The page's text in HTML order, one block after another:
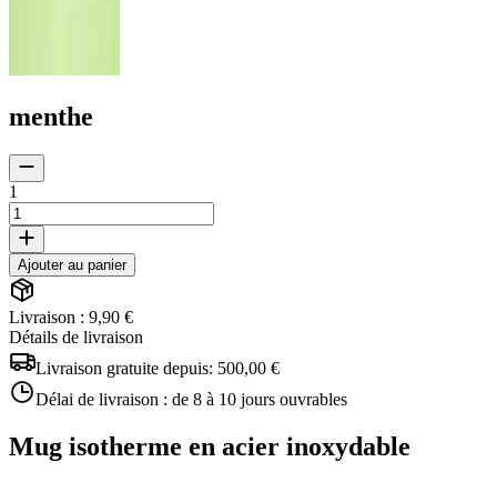
menthe
1
Ajouter au panier
Livraison : 9,90 €
Détails de livraison
Livraison gratuite depuis: 500,00 €
Délai de livraison : de 8 à 10 jours ouvrables
Mug isotherme en acier inoxydable